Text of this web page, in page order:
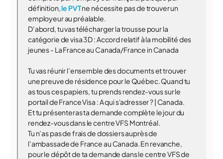
définition,le PVTne nécessite pas de trouver un
employeur au préalable.
D’abord, tu vas télécharger la trousse pour la
catégorie de visa 3D : Accord relatif à la mobilité des
jeunes - La France au Canada/France in Canada
Tu vas réunir l’ensemble des documents et trouver
une preuve de résidence pour le Québec. Quand tu
as tous ces papiers, tu prends rendez-vous sur le
portail de France Visa : A qui s'adresser ? | Canada.
Et tu présenteras ta demande complète le jour du
rendez-vous dans le centre VFS Montréal.
Tu n’as pas de frais de dossiers auprès de
l’ambassade de France au Canada. En revanche,
pour le dépôt de ta demande dans le centre VFS de